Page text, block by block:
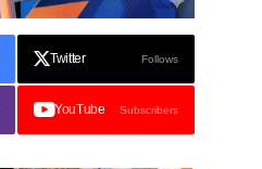
Twitter Follows
YouTube Subscribers